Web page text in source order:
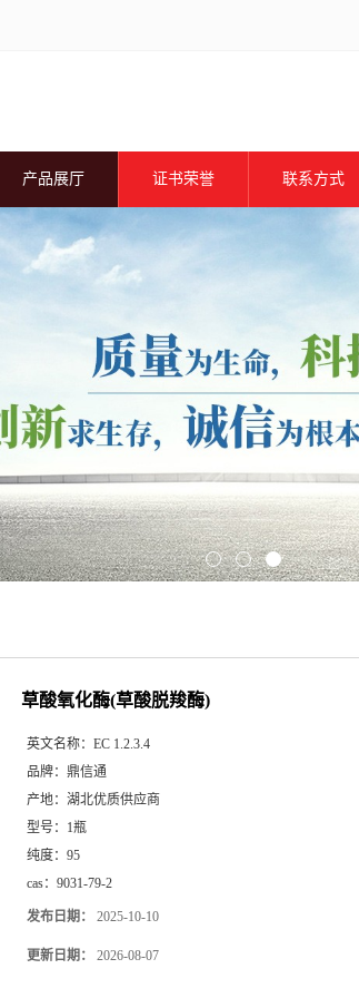
产品展厅 证书荣誉 联系方式
草酸氧化酶(草酸脱羧酶)
英文名称： EC 1.2.3.4
品牌： 鼎信通
产地： 湖北优质供应商
型号： 1瓶
纯度： 95
cas： 9031-79-2
发布日期： 2025-10-10
更新日期： 2026-08-07